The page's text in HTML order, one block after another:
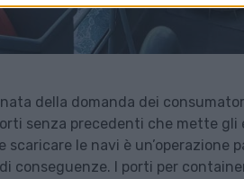
della domanda dei
senza precedenti che mette gli
le navi è un’operazione
conseguenze. I porti per